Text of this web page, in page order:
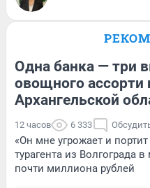
Одна банка — три
овощного ассорти
Архангельской
12 часов 6 333
«Он мне угрожает и
турагента из Волгограда
почти миллиона рублей